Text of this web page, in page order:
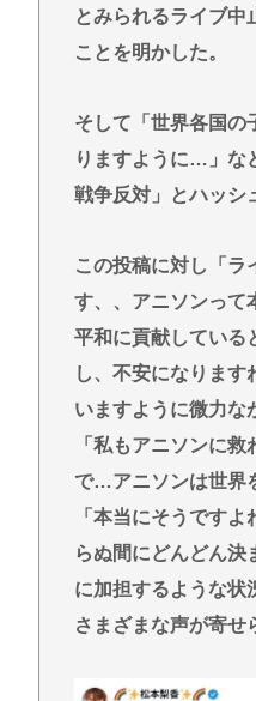
とみられるライブ中
ことを明かした。
そして「世界各国の
りますように…」な
戦争反対」とハッシ
この投稿に対し「ラ
す、、アニソンって
平和に貢献している
し、不安になりま
いますように微力な
「私もアニソンに
で…アニソンは世界
「本当にそうです
らぬ間にどんどん決
に加担するような状
さまざまな声が寄せ